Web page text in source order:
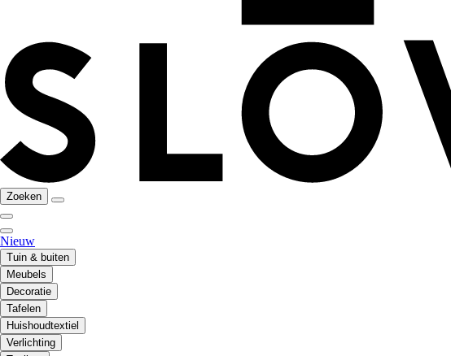
Zoeken
Nieuw
Tuin & buiten
Meubels
Decoratie
Tafelen
Huishoudtextiel
Verlichting